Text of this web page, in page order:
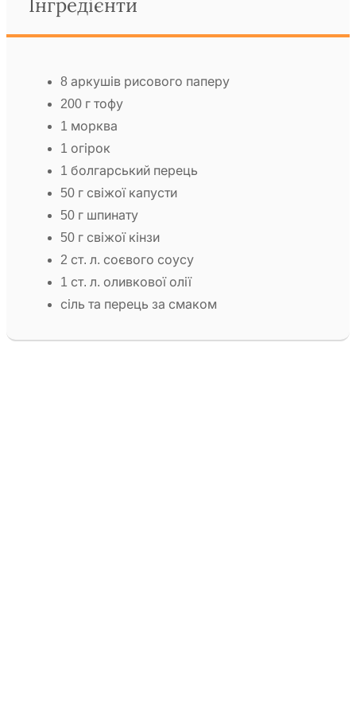
Інгредієнти
8 аркушів рисового паперу
200 г тофу
1 морква
1 огірок
1 болгарський перець
50 г свіжої капусти
50 г шпинату
50 г свіжої кінзи
2 ст. л. соєвого соусу
1 ст. л. оливкової олії
сіль та перець за смаком